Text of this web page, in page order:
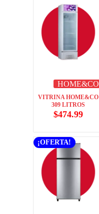
HOME&CO
VITRINA HOME&CO
309 LITROS
$474.99
¡OFERTA!